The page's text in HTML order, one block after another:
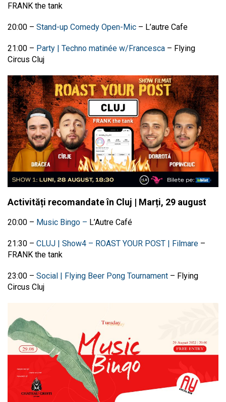
FRANK the tank
20:00 – Stand-up Comedy Open-Mic – L’autre Cafe
21:00 – Party | Techno matinée w/Francesca – Flying
Circus Cluj
Activități recomandate în Cluj | Marți, 29 august
20:00 – Music Bingo – L’Autre Café
21:30 – CLUJ | Show4 – ROAST YOUR POST | Filmare –
FRANK the tank
23:00 – Social | Flying Beer Pong Tournament – Flying
Circus Cluj